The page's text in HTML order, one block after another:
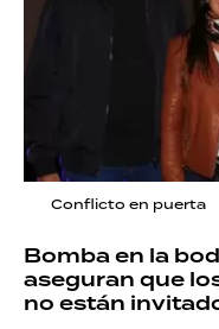
Conflicto en puerta
Bomba en la
aseguran que
no están